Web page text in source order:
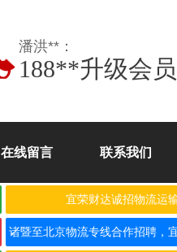
潘洪**：
188**升级会员
在线留言 联系我们
宜荣财达诚招物流运
诸暨至北京物流专线合作招聘，